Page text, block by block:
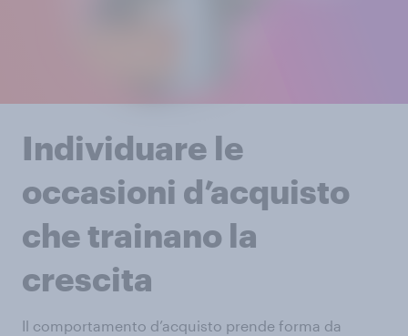
Individuare le
occasioni d’acquisto
che trainano la
crescita
Il comportamento d’acquisto prende forma da